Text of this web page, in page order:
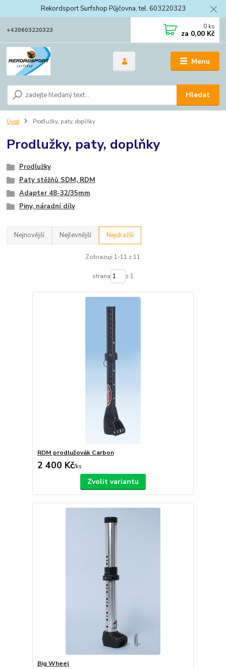
Rekordsport Surfshop Půjčovna, tel. 603220323
Menu
Hledat
+420603220323 0 ks
za 0,00 Kč
Úvod Prodlužky, paty, doplňky
Prodlužky, paty, doplňky
Prodlužky
Paty stěžňů SDM, RDM
Adapter 48-32/35mm
Piny, náradní díly
Nejnovější Nejlevnější Nejdražší
Zobrazuji 1-11 z 11
strana z 1
RDM prodlužovák Carbon
2 400 Kč/ks
Zvolit variantu
Big Wheel